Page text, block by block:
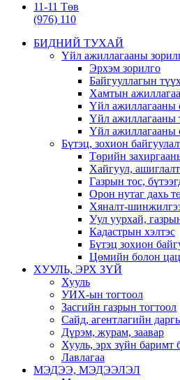
11-11 Төв
(976) 110
БИДНИЙ ТУХАЙ
Үйл ажиллагааны
Эрхэм зорилго
Байгууллагын
Хамтын ажиллагаа
Үйл ажиллагааны
Үйл ажиллагааны
Үйл ажиллагааны
Бүтэц, зохион
Төрийн
Хайгуул,
Газрын тос,
Орон нутаг дахь
Хяналт-
Уул уурхай,
Кадастрын хэлтэс
Бүтэц зохион
Цөмийн болон
ХУУЛЬ, ЭРХ ЗҮЙ
Хууль
УИХ-ын тогтоол
Засгийн газрын тогтоол
Сайд, агентлагийн
Дүрэм, журам, заавар
Хууль, эрх зүйн баримт
Лавлагаа
МЭДЭЭ, МЭДЭЭЛЭЛ